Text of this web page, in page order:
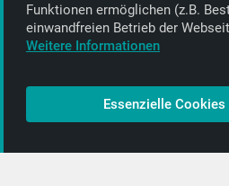
Alle Informationen
Kontakt
CD-Anbieter werden
CD-Anbieter-Login
Funktionen ermöglichen (z.B.
einwand­freien Betrieb der
Weitere Informationen
Essenzielle